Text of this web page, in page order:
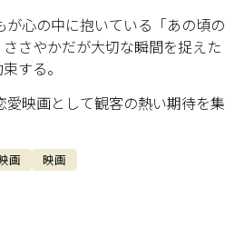
心の中に抱いている「あの頃の
さやかだが大切な瞬間を捉えた
する。
映画として観客の熱い期待を集
画 映画